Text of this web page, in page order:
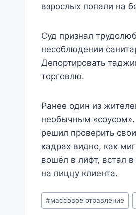
взрослых попали на
Суд признал
несоблюдении
Депортировать
торговлю.
Ранее один из
необычным
решил проверить
кадрах видно, как
вошёл в лифт, встал
на пиццу клиента.
Метки
записи:
#массовое отравление